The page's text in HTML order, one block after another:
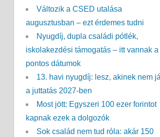
Változik a CSED utalása
augusztusban – ezt érdemes tudni
Nyugdíj, dupla családi pótlék,
iskolakezdési támogatás – itt vannak a
pontos dátumok
13. havi nyugdíj: lesz, akinek nem
a juttatás 2027-ben
Most jött: Egyszeri 100 ezer forintot
kapnak ezek a dolgozók
Sok család nem tud róla: akár 150